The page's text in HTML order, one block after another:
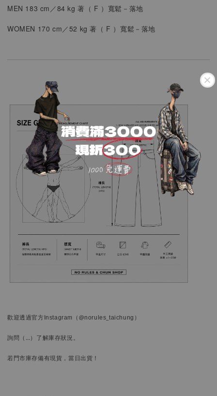
MEN 183 cm／84 kg 著（ F ） 寬鬆 －落地
WOMEN 170 cm／52 kg 著（ F ）寬鬆－落地
歡迎透過官方Instagram （@norules_taichung）
詢問 （…） 了解庫存狀況。
若門市庫存備有現貨，當日出貨！